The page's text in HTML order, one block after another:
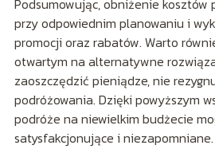
Podsumowując, obniżenie kosztów
przy odpowiednim planowaniu i
promocji oraz rabatów. Warto
otwartym na alternatywne
zaoszczędzić pieniądze, nie
podróżowania. Dzięki powyższym
podróże na niewielkim budżecie
satysfakcjonujące i niezapomniane.